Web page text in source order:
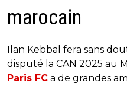
marocain
Ilan Kebbal fera sans
disputé la CAN 2025 au
Paris FC a de grandes